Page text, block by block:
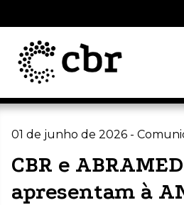
01 de junho de 2026 -
CBR e ABRAMED
apresentam à